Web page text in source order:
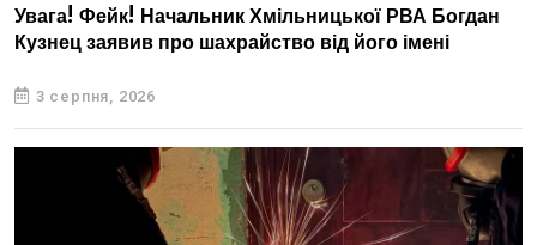
Увага! Фейк! Начальник Хмільницької РВА Богдан
Кузнец заявив про шахрайство від його імені
3 серпня, 2026